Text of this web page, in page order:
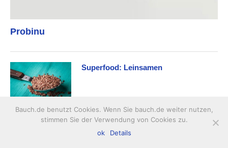
Probinu
Superfood: Leinsamen
Was steckt in einem gesunden
Bauch.de benutzt Cookies. Wenn Sie bauch.de weiter nutzen,
stimmen Sie der Verwendung von Cookies zu.
ok
Details